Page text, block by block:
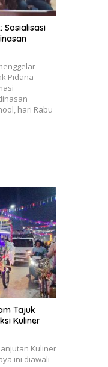
Sosialisasi
Pidana
hari Rabu
Tajuk
Kuliner
Kuliner
ini diawali